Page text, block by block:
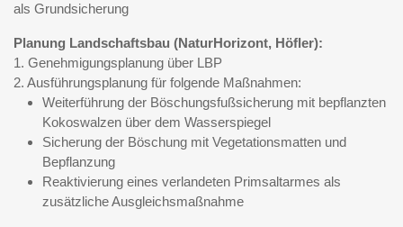
als Grundsicherung
Planung Landschaftsbau (NaturHorizont, Höfler):
1. Genehmigungsplanung über LBP
2. Ausführungsplanung für folgende Maßnahmen:
Weiterführung der Böschungsfußsicherung mit bepflanzten
Kokoswalzen über dem Wasserspiegel
Sicherung der Böschung mit Vegetationsmatten und
Bepflanzung
Reaktivierung eines verlandeten Primsaltarmes als
zusätzliche Ausgleichsmaßnahme